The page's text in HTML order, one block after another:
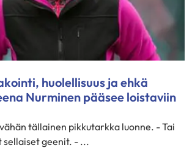
huolellisuus ja ehkä
Nurminen pääsee loistaviin
tällainen pikkutarkka luonne. - Tai
sellaiset geenit. - ...